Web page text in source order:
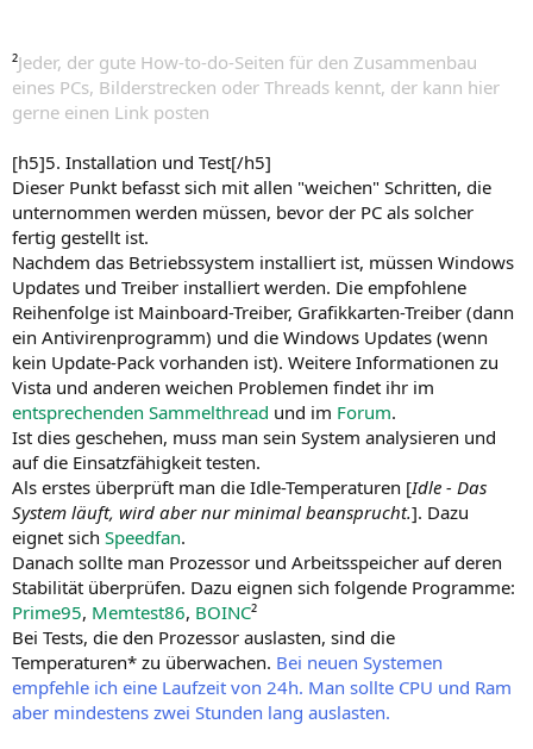
²Jeder, der gute How-to-do-Seiten für den Zusammenbau
eines PCs, Bilderstrecken oder Threads kennt, der kann hier
gerne einen Link posten
[h5]5. Installation und Test[/h5]
Dieser Punkt befasst sich mit allen "weichen" Schritten, die
unternommen werden müssen, bevor der PC als solcher
fertig gestellt ist.
Nachdem das Betriebssystem installiert ist, müssen Windows
Updates und Treiber installiert werden. Die empfohlene
Reihenfolge ist Mainboard-Treiber, Grafikkarten-Treiber (dann
ein Antivirenprogramm) und die Windows Updates (wenn
kein Update-Pack vorhanden ist). Weitere Informationen zu
Vista und anderen weichen Problemen findet ihr im
entsprechenden Sammelthread und im Forum.
Ist dies geschehen, muss man sein System analysieren und
auf die Einsatzfähigkeit testen.
Als erstes überprüft man die Idle-Temperaturen [Idle - Das
System läuft, wird aber nur minimal beansprucht.]. Dazu
eignet sich Speedfan.
Danach sollte man Prozessor und Arbeitsspeicher auf deren
Stabilität überprüfen. Dazu eignen sich folgende Programme:
Prime95, Memtest86, BOINC²
Bei Tests, die den Prozessor auslasten, sind die
Temperaturen* zu überwachen. Bei neuen Systemen
empfehle ich eine Laufzeit von 24h. Man sollte CPU und Ram
aber mindestens zwei Stunden lang auslasten.